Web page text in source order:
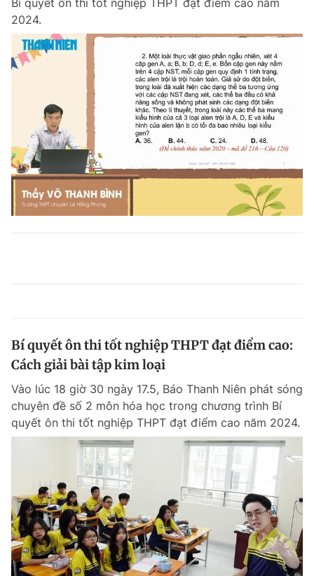
Bí quyết ôn thi tốt nghiệp THPT đạt điểm cao năm
2024.
Bí quyết ôn thi tốt nghiệp THPT đạt điểm cao:
Cách giải bài tập kim loại
Vào lúc 18 giờ 30 ngày 17.5, Báo Thanh Niên phát sóng
chuyên đề số 2 môn hóa học trong chương trình Bí
quyết ôn thi tốt nghiệp THPT đạt điểm cao năm 2024.